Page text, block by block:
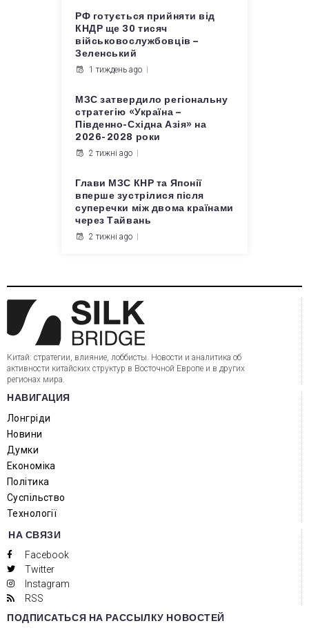
РФ готується прийняти від
КНДР ще 30 тисяч
військовослужбовців –
Зеленський
1 тиждень ago
МЗС затвердило регіональну
стратегію «Україна –
Південно-Східна Азія» на
2026-2028 роки
2 тижні ago
Глави МЗС КНР та Японії
вперше зустрілися після
суперечки між двома країнами
через Тайвань
2 тижні ago
Китай: стратегии, влияние, лоббисты. Новости и аналитика об
активности китайских структур в Восточной Европе и в других
регионах мира.
НАВИГАЦИЯ
Лонгріди
Новини
Думки
Економіка
Політика
Суспільство
Технології
НА СВЯЗИ
Facebook
Twitter
Instagram
RSS
ПОДПИСАТЬСЯ НА РАССЫЛКУ НОВОСТЕЙ